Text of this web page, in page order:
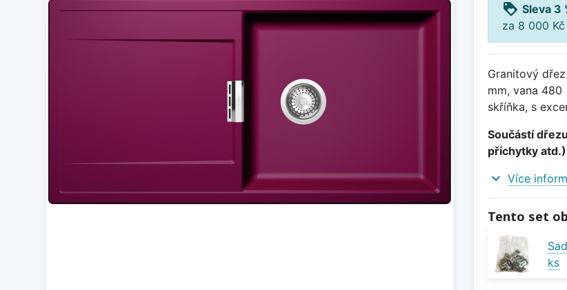
loyalty Sleva 3
za 8 000
Granitový
mm, vana
skříňka, s
Součástí
příchytky
expand_more Více
Tento set
ks